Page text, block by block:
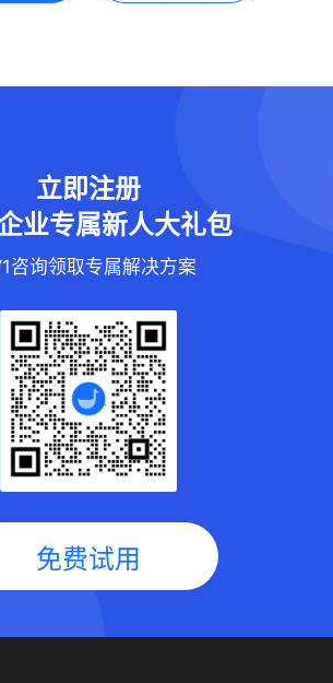
立即注册
业专属新人大礼包
咨询领取专属解决方案
免费试用